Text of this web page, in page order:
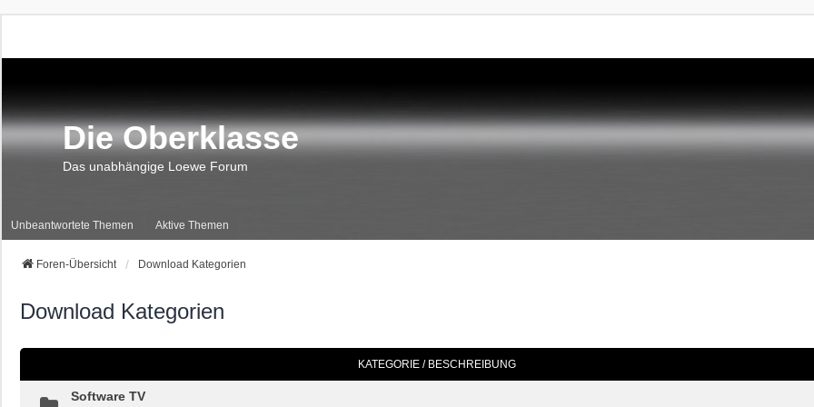
Die Oberklasse
Das unabhängige Loewe Forum
Unbeantwortete Themen Aktive Themen
Foren-Übersicht Download Kategorien
Download Kategorien
KATEGORIE / BESCHREIBUNG
Software TV